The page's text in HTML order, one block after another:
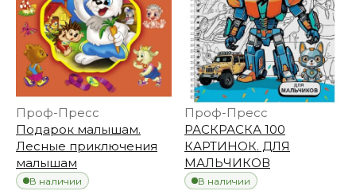
Проф-Пресс
Подарок малышам.
Лесные приключения
малышам
В наличии
Проф-Пресс
РАСКРАСКА 100
КАРТИНОК. ДЛЯ
МАЛЬЧИКОВ
В наличии